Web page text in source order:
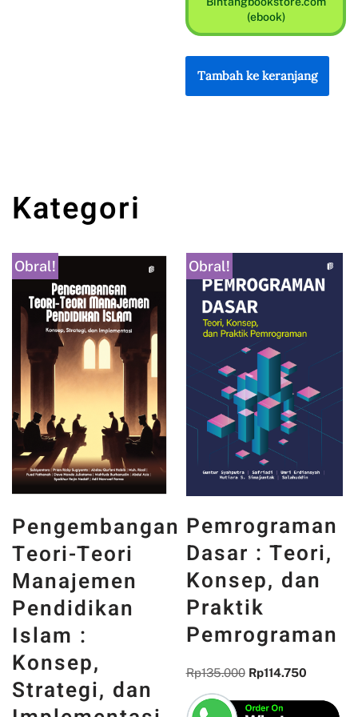
(ebook)
Tambah ke keranjang
Kategori
Obral!
Pemrograman
Dasar : Teori,
Konsep, dan
Praktik
Pemrograman
Rp135.000 Rp
Obral!
DAN WAJAH
INDONESIA :
MEMORI,
DAN
REFLEKSI